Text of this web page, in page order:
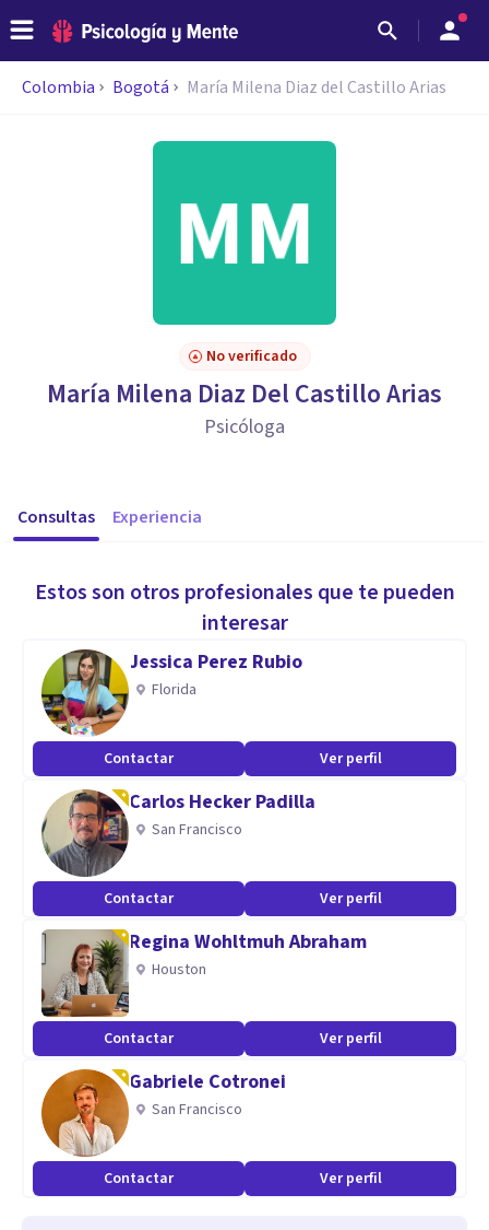
Colombia Bogotá María Milena Diaz del Castillo Arias
No verificado
María Milena Diaz Del Castillo Arias
Psicóloga
Consultas Experiencia
Estos son otros profesionales que te pueden
interesar
Jessica Perez Rubio
Florida
Contactar Ver perfil
Carlos Hecker Padilla
San Francisco
Contactar Ver perfil
Regina Wohltmuh Abraham
Houston
Contactar Ver perfil
Gabriele Cotronei
San Francisco
Contactar Ver perfil